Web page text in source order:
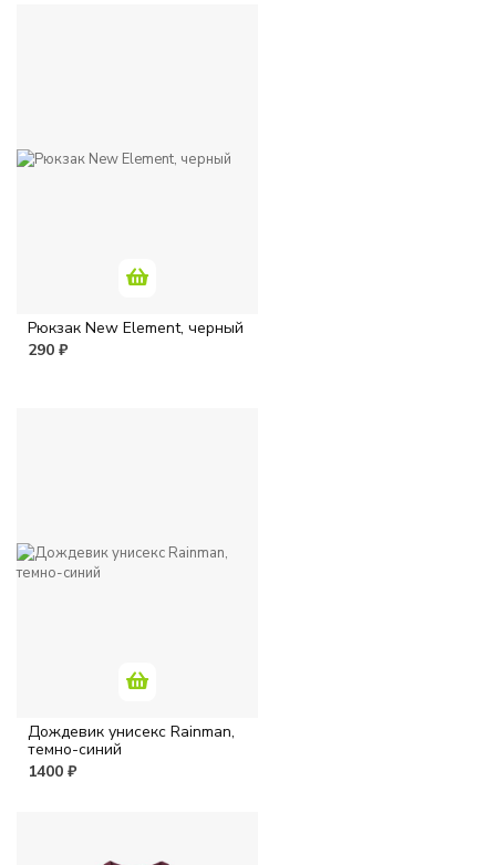
Рюкзак New Element, черный
290 ₽
Дождевик унисекс Rainman,
темно-синий
1400 ₽